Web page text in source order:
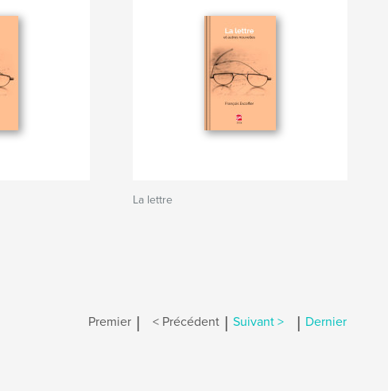
La lettre
Premier | < Précédent | Suivant > | Dernier